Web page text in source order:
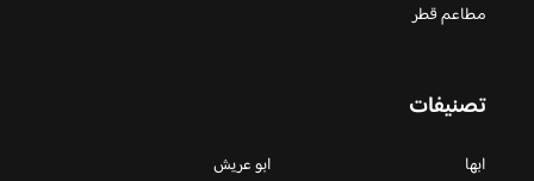
مطاعم قطر
تصنيفات
ابها
ابو عريش